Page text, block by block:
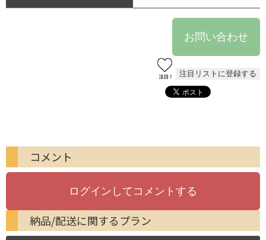
コメント
納品/配送に関するプラン